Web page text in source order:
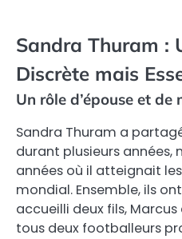
Sandra Thuram :
Discrète mais
Un rôle d’épouse et de
Sandra Thuram a
durant plusieurs
années où il atteignait
mondial. Ensemble, ils
accueilli deux fils, Marcus
tous deux footballeurs